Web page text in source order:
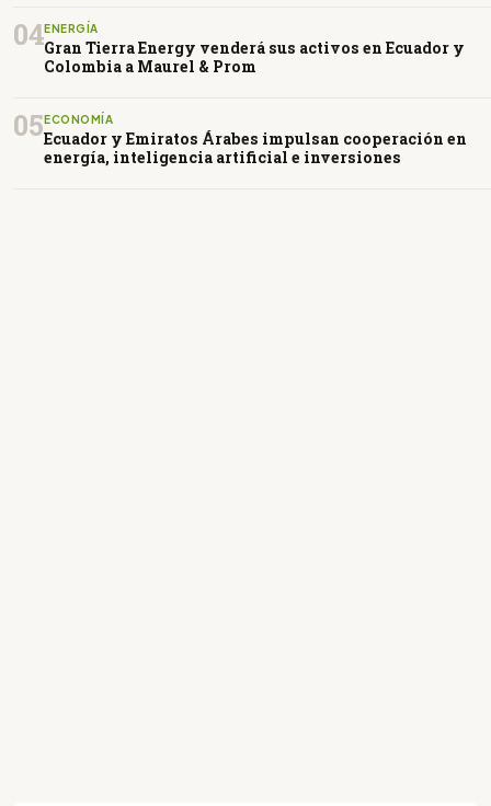
04ENERGÍA
Gran Tierra Energy venderá sus activos en Ecuador y
Colombia a Maurel & Prom
05 ECONOMÍA
Ecuador y Emiratos Árabes impulsan cooperación en
energía, inteligencia artificial e inversiones